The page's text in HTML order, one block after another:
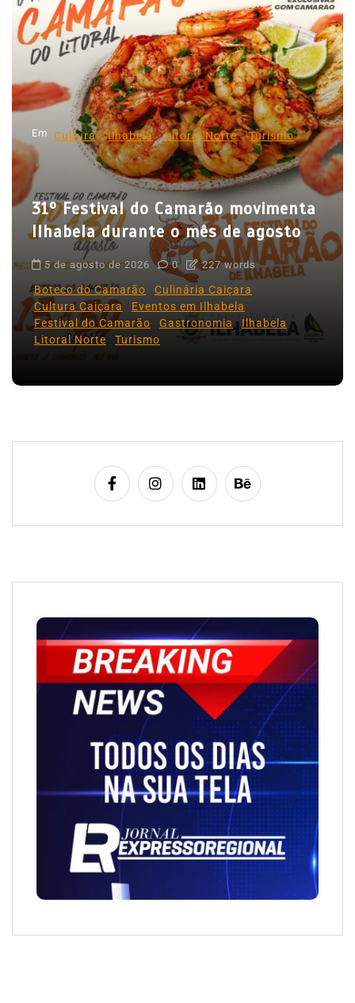
a
ç
o
d
e
P
s
Em Cultura Ilhabela Litoral Norte Turismo
31º Festival do Camarão movimenta
Ilhabela durante o mês de agosto
5 de agosto de 2026 0 227 words
Boteco do Camarão
Culinária Caiçara
Cultura Caiçara
Eventos em Ilhabela
Festival do Camarão
Gastronomia
Ilhabela
Litoral Norte
Turismo